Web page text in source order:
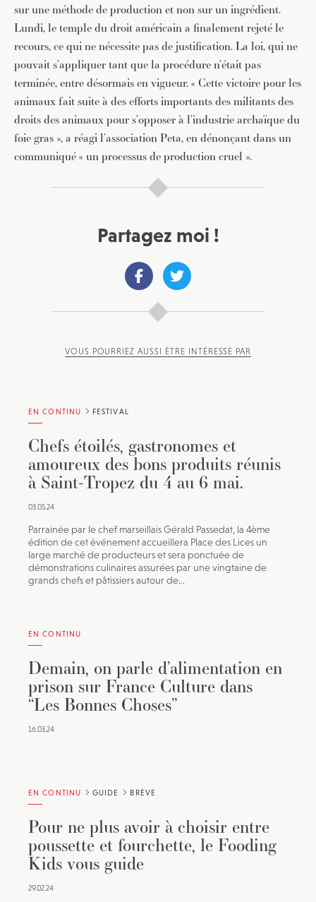
sur une méthode de production et non sur un ingrédient.
Lundi, le temple du droit américain a finalement rejeté le
recours, ce qui ne nécessite pas de justification. La loi, qui ne
pouvait s’appliquer tant que la procédure n’était pas
terminée, entre désormais en vigueur. « Cette victoire pour les
animaux fait suite à des efforts importants des militants des
droits des animaux pour s’opposer à l’industrie archaïque du
foie gras », a réagi l’association Peta, en dénonçant dans un
communiqué « un processus de production cruel ».
Partagez moi !
VOUS POURRIEZ AUSSI ÊTRE INTÉRESSÉ PAR
EN CONTINU FESTIVAL
Chefs étoilés, gastronomes et
amoureux des bons produits réunis
à Saint-Tropez du 4 au 6 mai.
03.05.24
Parrainée par le chef marseillais Gérald Passedat, la 4ème
édition de cet événement accueillera Place des Lices un
large marché de producteurs et sera ponctuée de
démonstrations culinaires assurées par une vingtaine de
grands chefs et pâtissiers autour de...
EN CONTINU
Demain, on parle d’alimentation en
prison sur France Culture dans
“Les Bonnes Choses”
16.03.24
EN CONTINU GUIDE BRÈVE
Pour ne plus avoir à choisir entre
poussette et fourchette, le Fooding
Kids vous guide
29.02.24